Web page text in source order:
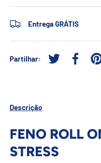
Entrega GRÁTIS
Partilhar:
Tweetar no
Descrição
FENO ROLL
STRESS